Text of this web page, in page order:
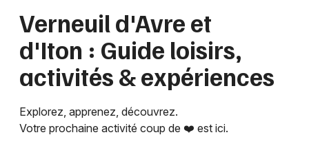
Grands événements
Activité & Expérience
Bordeaux
Colmar
Lille
Marseille
Verneuil d'Avre et
d'Iton : Guide loisirs,
activités & expériences
Explorez, apprenez, découvrez.
Votre prochaine activité coup de ❤️ est ici.
Haute-Normandie
Partout
Près de moi
Changer de lieu
Quand ?
Effacer les dates